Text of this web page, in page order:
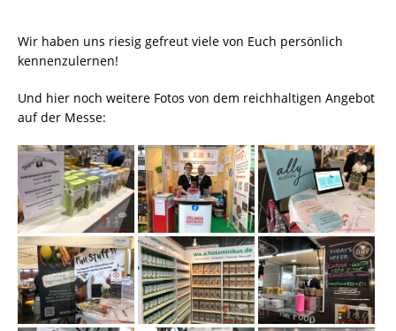
Wir haben uns riesig gefreut viele von Euch persönlich
kennenzulernen!
Und hier noch weitere Fotos von dem reichhaltigen Angebot
auf der Messe: